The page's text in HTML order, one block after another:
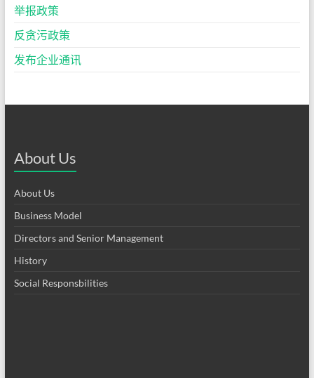
举报政策
反贪污政策
发布企业通讯
About Us
About Us
Business Model
Directors and Senior Management
History
Social Responsbilities